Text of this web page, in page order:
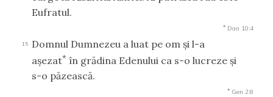
Eufratul.
* Dan 10:4
15
Domnul Dumnezeu a luat pe om şi l-a
aşezat* în grădina Edenului ca s-o lucreze şi
s-o păzească.
* Gen 2:8